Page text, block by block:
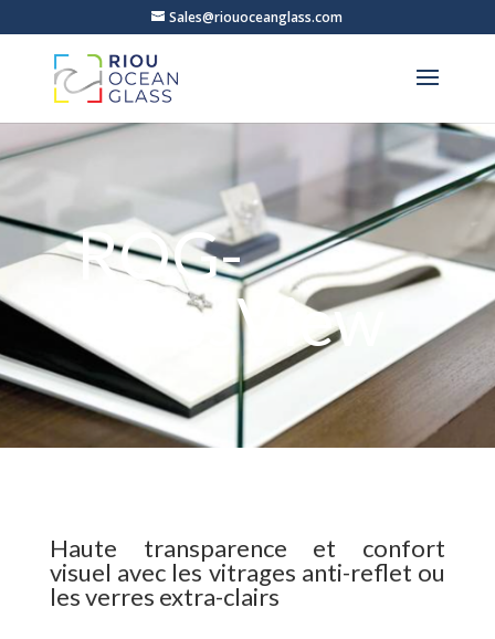
Sales@riouoceanglass.com
ROG-
GlassView
Haute transparence et confort
visuel avec les vitrages anti-reflet ou
les verres extra-clairs